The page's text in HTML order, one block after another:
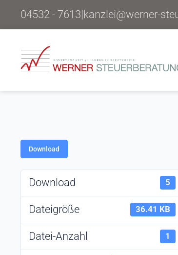
04532 - 7613| kanzlei@werner-
Download
Download 5
Dateigröße 36.41 KB
Datei-Anzahl 1